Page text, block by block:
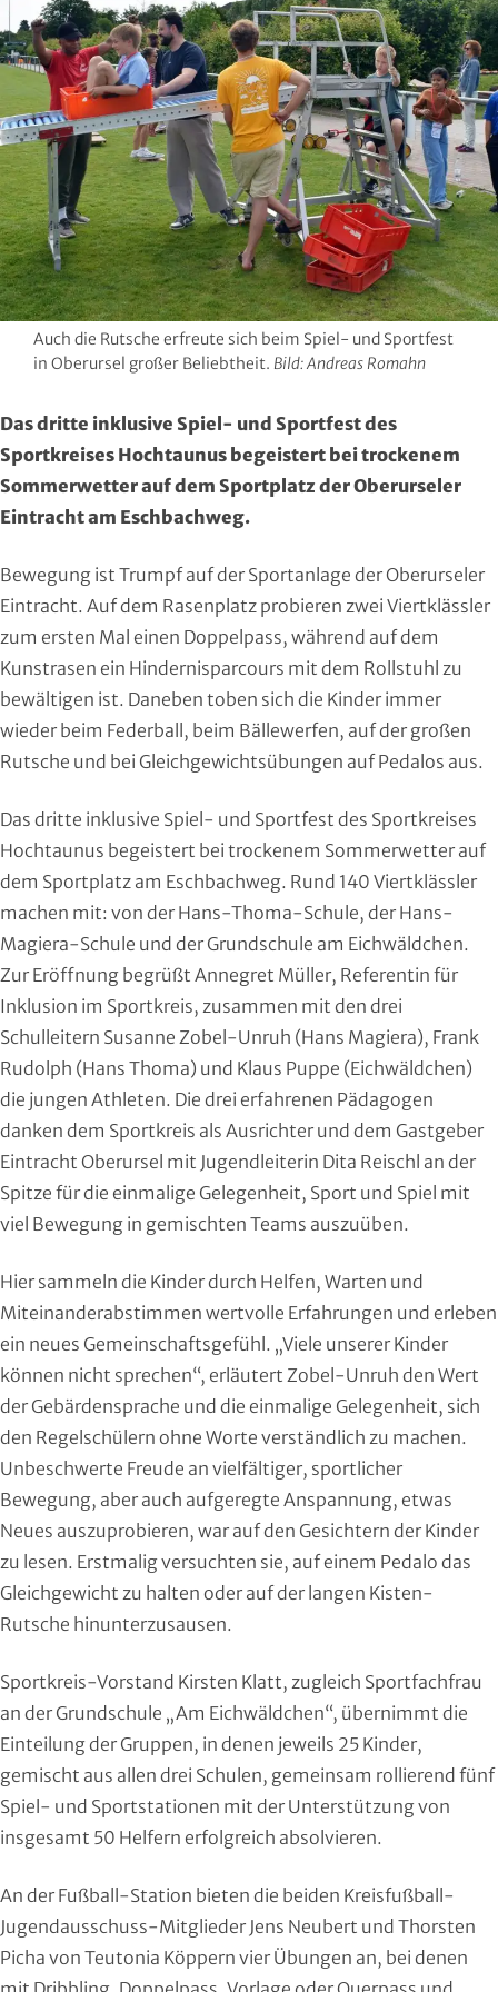
Auch die Rutsche erfreute sich beim Spiel- und Sportfest
in Oberursel großer Beliebtheit. Bild: Andreas Romahn
Das dritte inklusive Spiel- und Sportfest des
Sportkreises Hochtaunus begeistert bei trockenem
Sommerwetter auf dem Sportplatz der Oberurseler
Eintracht am Eschbachweg.
Bewegung ist Trumpf auf der Sportanlage der Oberurseler
Eintracht. Auf dem Rasenplatz probieren zwei Viertklässler
zum ersten Mal einen Doppelpass, während auf dem
Kunstrasen ein Hindernisparcours mit dem Rollstuhl zu
bewältigen ist. Daneben toben sich die Kinder immer
wieder beim Federball, beim Bällewerfen, auf der großen
Rutsche und bei Gleichgewichtsübungen auf Pedalos aus.
Das dritte inklusive Spiel- und Sportfest des Sportkreises
Hochtaunus begeistert bei trockenem Sommerwetter auf
dem Sportplatz am Eschbachweg. Rund 140 Viertklässler
machen mit: von der Hans-Thoma-Schule, der Hans-
Magiera-Schule und der Grundschule am Eichwäldchen.
Zur Eröffnung begrüßt Annegret Müller, Referentin für
Inklusion im Sportkreis, zusammen mit den drei
Schulleitern Susanne Zobel-Unruh (Hans Magiera), Frank
Rudolph (Hans Thoma) und Klaus Puppe (Eichwäldchen)
die jungen Athleten. Die drei erfahrenen Pädagogen
danken dem Sportkreis als Ausrichter und dem Gastgeber
Eintracht Oberursel mit Jugendleiterin Dita Reischl an der
Spitze für die einmalige Gelegenheit, Sport und Spiel mit
viel Bewegung in gemischten Teams auszuüben.
Hier sammeln die Kinder durch Helfen, Warten und
Miteinanderabstimmen wertvolle Erfahrungen und erleben
ein neues Gemeinschaftsgefühl. „Viele unserer Kinder
können nicht sprechen“, erläutert Zobel-Unruh den Wert
der Gebärdensprache und die einmalige Gelegenheit, sich
den Regelschülern ohne Worte verständlich zu machen.
Unbeschwerte Freude an vielfältiger, sportlicher
Bewegung, aber auch aufgeregte Anspannung, etwas
Neues auszuprobieren, war auf den Gesichtern der Kinder
zu lesen. Erstmalig versuchten sie, auf einem Pedalo das
Gleichgewicht zu halten oder auf der langen Kisten-
Rutsche hinunterzusausen.
Sportkreis-Vorstand Kirsten Klatt, zugleich Sportfachfrau
an der Grundschule „Am Eichwäldchen“, übernimmt die
Einteilung der Gruppen, in denen jeweils 25 Kinder,
gemischt aus allen drei Schulen, gemeinsam rollierend fünf
Spiel- und Sportstationen mit der Unterstützung von
insgesamt 50 Helfern erfolgreich absolvieren.
An der Fußball-Station bieten die beiden Kreisfußball-
Jugendausschuss-Mitglieder Jens Neubert und Thorsten
Picha von Teutonia Köppern vier Übungen an, bei denen
Hersfeld-Rotenburg
Hochtaunus
Lahn-Dill
Limburg-Weilburg
Main-Kinzig und Stadt Hanau
Main-Taunus
Marburg-Biedenkopf
Offenbach
Region Kassel
Rheingau-Taunus
Schwalm-Eder
Vogelsberg
Waldeck-Frankenberg
Wetterau
Wiesbaden
Baseball & Softball
Basketball
Behinderten- und Rehabilitations-Sport
Billard
Bob- und Schlittensport
Boxen
Cheerleading und Cheerperformance
Dart
DAV
Eishockey
Eissport
Fechten
Floorball
Fußball
Gehörlosen Sport
Golf
Handball
Ju-Jutsu
Judo
Kanu
Karate
Kegeln und Bowling
Kickboxen
Leichtathletik
Luftsport
Moderner Fünfkampf
Motorbootsport
Motorsport
Pferdesport
Pétanque
Pool-Billard
Radsport
Rasenkraft- und Tauzieh-Sport
Ringen
Dt. Olympische Gesellschaft
Hochschulsport
Kneipp-Bund Hessen
Naturfreunde Hessen
RKB Solidarität
Special Olympics
Sportklinik Frankfurt